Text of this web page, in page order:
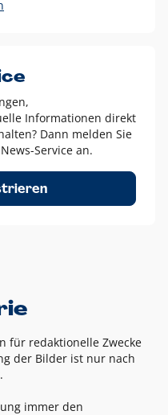
nur in Ausnahmefällen
Weiß-Umsetzungen
von jeweils einer
alle Richtungen
Informationen direkt
Dann melden Sie
Service an.
für redaktionelle Zwecke
der Bilder ist nur nach
immer den